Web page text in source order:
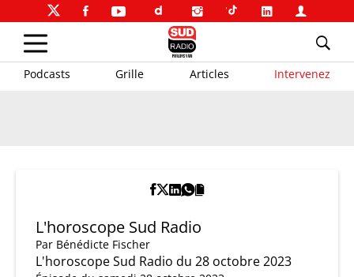
Podcasts Grille Articles Intervenez
L'horoscope Sud Radio
Par Bénédicte Fischer
L'horoscope Sud Radio du 28 octobre 2023